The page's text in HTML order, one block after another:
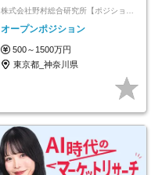
オープンポジション
500～1500万円
東京都_神奈川県